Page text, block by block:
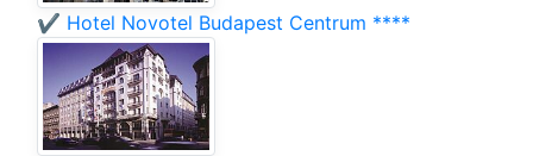
✔️ Hotel Novotel Budapest Centrum ****